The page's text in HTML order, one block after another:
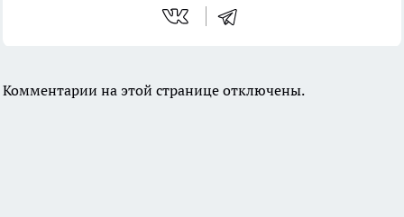
Комментарии на этой странице отключены.